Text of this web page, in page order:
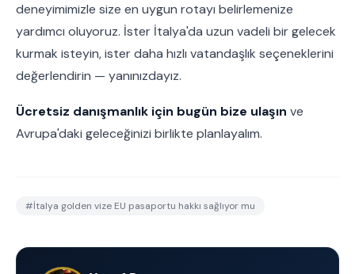
deneyimimizle size en uygun rotayı belirlemenize
yardımcı oluyoruz. İster İtalya'da uzun vadeli bir gelecek
kurmak isteyin, ister daha hızlı vatandaşlık seçeneklerini
değerlendirin — yanınızdayız.
Ücretsiz danışmanlık için bugün bize ulaşın ve
Avrupa'daki geleceğinizi birlikte planlayalım.
#İtalya golden vize EU pasaportu hakkı sağlıyor mu